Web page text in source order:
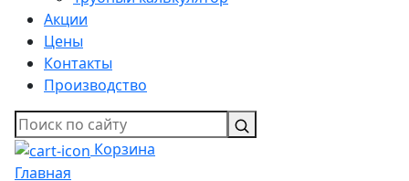
Акции
Цены
Контакты
Производство
Корзина
Главная